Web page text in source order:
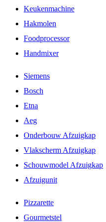
Keukenmachine
Hakmolen
Foodprocessor
Handmixer
Siemens
Bosch
Etna
Aeg
Onderbouw Afzuigkap
Vlakscherm Afzuigkap
Schouwmodel Afzuigkap
Afzuigunit
Pizzarette
Gourmetstel